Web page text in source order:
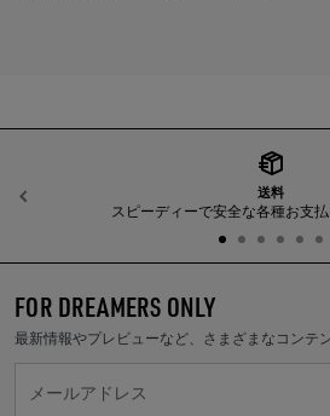
送料
スピーディーで安全な各種お支払
前へ
FOR DREAMERS ONLY
最新情報やプレビューなど、さまざまなコンテ
メールアドレス